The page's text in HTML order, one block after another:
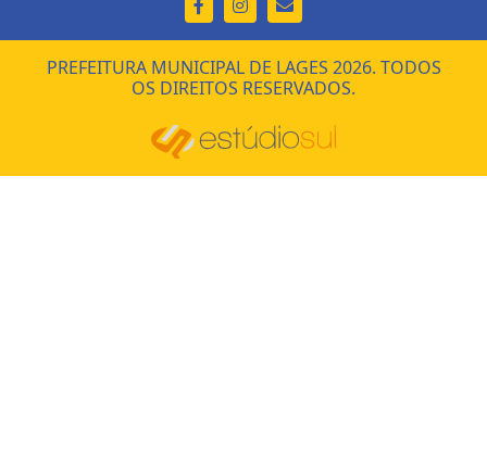
PREFEITURA MUNICIPAL DE LAGES 2026. TODOS
OS DIREITOS RESERVADOS.